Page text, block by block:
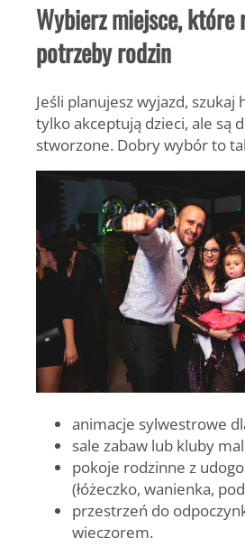
Wybierz miejsce, które
potrzeby rodzin
Jeśli planujesz wyjazd,
tylko akceptują dzieci, ale są
stworzone. Dobry wybór to
animacje sylwestrowe
sale zabaw lub kluby
pokoje rodzinne z
(łóżeczko, wanienka,
przestrzeń do
wieczorem.